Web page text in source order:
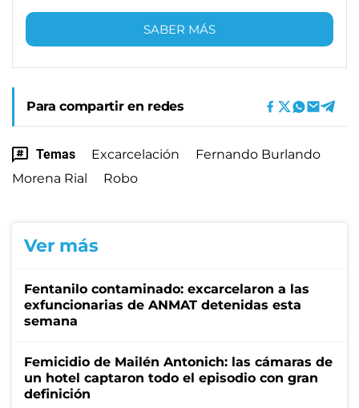
SABER MÁS
Para compartir en redes
Temas Excarcelación
Fernando Burlando
Morena Rial
Robo
Ver más
Fentanilo contaminado: excarcelaron a las
exfuncionarias de ANMAT detenidas esta
semana
Femicidio de Mailén Antonich: las cámaras de
un hotel captaron todo el episodio con gran
definición